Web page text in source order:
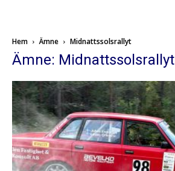
Hem Ämne Midnattssolsrallyt
Ämne: Midnattssolsrallyt